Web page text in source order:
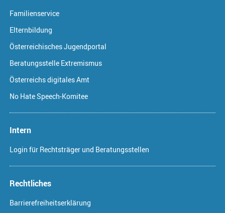
Familienservice
Elternbildung
Österreichisches Jugendportal
Beratungsstelle Extremismus
Österreichs digitales Amt
No Hate Speech-Komitee
Intern
Login für Rechtsträger und Beratungsstellen
Rechtliches
Barrierefreiheitserklärung